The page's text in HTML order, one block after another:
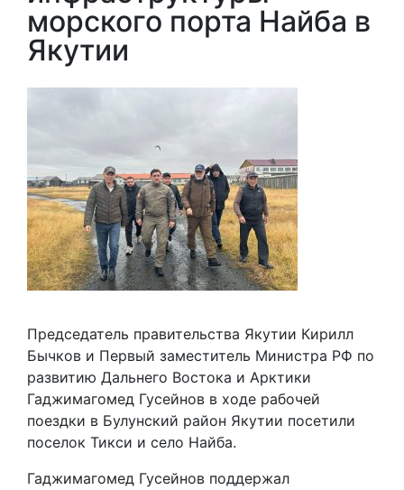
морского порта Найба в
Якутии
Председатель правительства Якутии Кирилл
Бычков и Первый заместитель Министра РФ по
развитию Дальнего Востока и Арктики
Гаджимагомед Гусейнов в ходе рабочей
поездки в Булунский район Якутии посетили
поселок Тикси и село Найба.
Гаджимагомед Гусейнов поддержал